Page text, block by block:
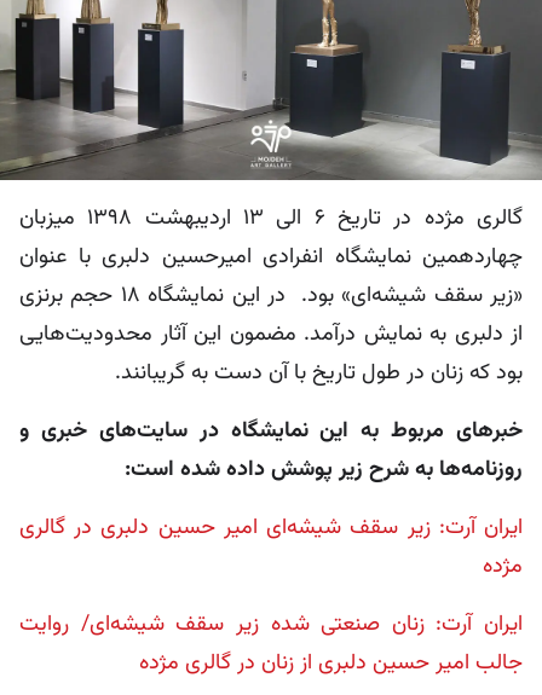
گالری مژده در تاریخ 6 الی 13 اردیبهشت 1398 میزبان
چهاردهمین نمایشگاه انفرادی امیرحسین دلبری با عنوان
«زیر سقف شیشه‌ای» بود. در این نمایشگاه 18 حجم برنزی
از دلبری به نمایش درآمد. مضمون این آثار محدودیت‌هایی
بود که زنان در طول تاریخ با آن دست به گریبانند.
خبرهای مربوط به این نمایشگاه در سایت‌های خبری و
روزنامه‌ها به شرح زیر پوشش داده شده است:
ایران آرت: زیر سقف شیشه‌ای امیر حسین دلبری در گالری
مژده
ایران آرت: زنان صنعتی شده زیر سقف شیشه‌ای/ روایت
جالب امیر حسین دلبری از زنان در گالری مژده